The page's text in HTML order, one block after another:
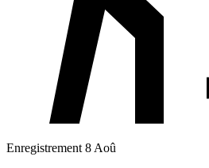
Enregistrement 8 Aoû